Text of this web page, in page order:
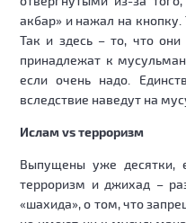
акбар» и нажал на
Так и здесь – то, что
принадлежат к
если очень надо.
вследствие наведут на
Ислам vs терроризм
Выпущены уже десятки,
терроризм и джихад –
«шахида», о том, что